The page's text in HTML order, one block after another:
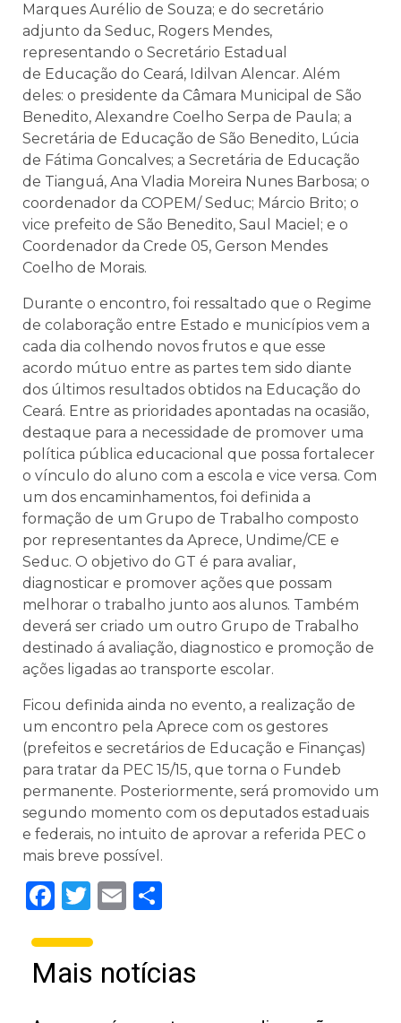
Marques Aurélio de Souza; e do secretário
adjunto da Seduc, Rogers Mendes,
representando o Secretário Estadual
de Educação do Ceará, Idilvan Alencar. Além
deles: o presidente da Câmara Municipal de São
Benedito, Alexandre Coelho Serpa de Paula; a
Secretária de Educação de São Benedito, Lúcia
de Fátima Goncalves; a Secretária de Educação
de Tianguá, Ana Vladia Moreira Nunes Barbosa; o
coordenador da COPEM/ Seduc; Márcio Brito; o
vice prefeito de São Benedito, Saul Maciel; e o
Coordenador da Crede 05, Gerson Mendes
Coelho de Morais.
Durante o encontro, foi ressaltado que o Regime
de colaboração entre Estado e municípios vem a
cada dia colhendo novos frutos e que esse
acordo mútuo entre as partes tem sido diante
dos últimos resultados obtidos na Educação do
Ceará. Entre as prioridades apontadas na ocasião,
destaque para a necessidade de promover uma
política pública educacional que possa fortalecer
o vínculo do aluno com a escola e vice versa. Com
um dos encaminhamentos, foi definida a
formação de um Grupo de Trabalho composto
por representantes da Aprece, Undime/CE e
Seduc. O objetivo do GT é para avaliar,
diagnosticar e promover ações que possam
melhorar o trabalho junto aos alunos. Também
deverá ser criado um outro Grupo de Trabalho
destinado á avaliação, diagnostico e promoção de
ações ligadas ao transporte escolar.
Ficou definida ainda no evento, a realização de
um encontro pela Aprece com os gestores
(prefeitos e secretários de Educação e Finanças)
para tratar da PEC 15/15, que torna o Fundeb
permanente. Posteriormente, será promovido um
segundo momento com os deputados estaduais
e federais, no intuito de aprovar a referida PEC o
mais breve possível.
Facebook
Twitter
Email
Mais notícias